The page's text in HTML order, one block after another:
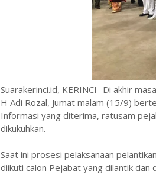
Suarakerinci.id, KERINCI- Di akhir
H Adi Rozal, Jumat malam (15/9)
Informasi yang diterima, ratusam
dikukuhkan.
Saat ini prosesi pelaksanaan
diikuti calon Pejabat yang dilantik dan